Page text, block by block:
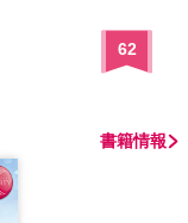
62
書籍情報